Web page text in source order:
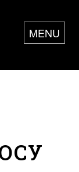
MENU